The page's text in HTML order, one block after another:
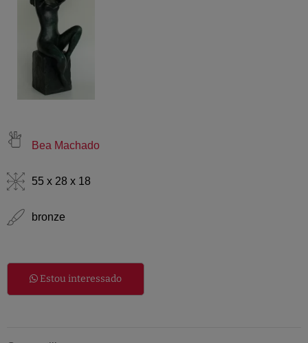
Bea Machado
55 x 28 x 18
bronze
Estou interessado